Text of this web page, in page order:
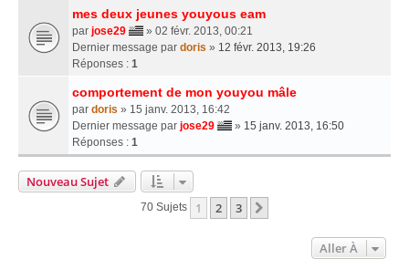
mes deux jeunes youyous eam
par jose29
» 02 févr. 2013, 00:21
Dernier message par doris » 12 févr. 2013, 19:26
Réponses : 1
comportement de mon youyou mâle
par doris » 15 janv. 2013, 16:42
Dernier message par jose29 » 15 janv. 2013, 16:50
Réponses : 1
Nouveau Sujet
70 Sujets 1 2 3
Aller À